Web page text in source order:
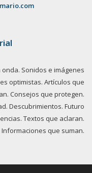
Sonidos e imágenes
optimistas. Artículos que
Consejos que protegen.
Descubrimientos. Futuro
Textos que aclaran.
Informaciones que suman.